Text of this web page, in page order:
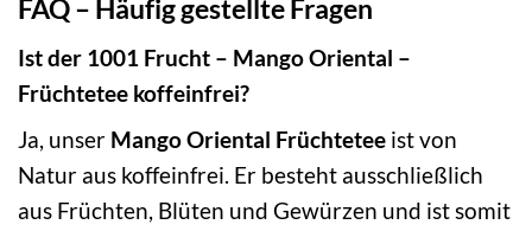
FAQ – Häufig gestellte Fragen
Ist der 1001 Frucht – Mango Oriental –
Früchtetee koffeinfrei?
Ja, unser Mango Oriental Früchtetee ist von
Natur aus koffeinfrei. Er besteht ausschließlich
aus Früchten, Blüten und Gewürzen und ist somit